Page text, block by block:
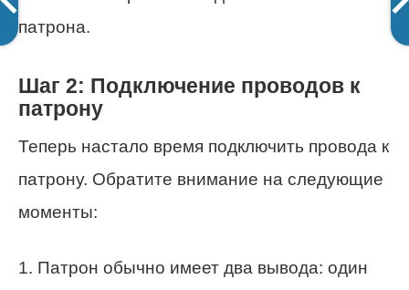
патрона.
Шаг 2: Подключение проводов к
патрону
Теперь настало время подключить провода к
патрону. Обратите внимание на следующие
моменты:
1. Патрон обычно имеет два вывода: один